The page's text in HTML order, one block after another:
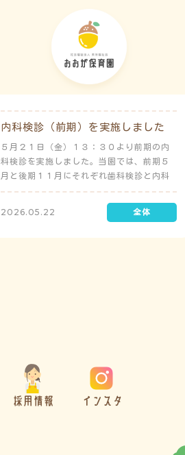
内科検診（前期）を実施しました
５月２１日（金）１３：３０より前期の内
科検診を実施しました。当園では、前期５
月と後期１１月にそれぞれ歯科検診と内科
検診を実施しています。
2026.05.22
採用情報 インスタ